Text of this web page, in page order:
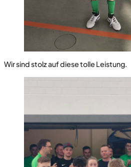
Wir sind stolz auf diese tolle Leistung.